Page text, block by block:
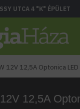
UTCA 4 "K" ÉPÜLET
12V 12,5A Optonica LED
12,5A